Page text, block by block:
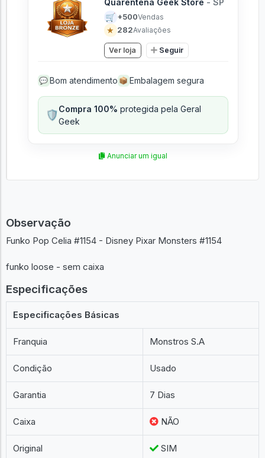
🛒 +500Vendas
★ 282Avaliações
Ver loja Seguir
💬 Bom atendimento 📦 Embalagem segura
🛡️Compra 100% protegida pela Geral
Geek
Anunciar um igual
Observação
Funko Pop Celia #1154 - Disney Pixar Monsters #1154
funko loose - sem caixa
Especificações
Especificações Básicas
Franquia Monstros S.A
Condição Usado
Garantia 7 Dias
Caixa NÃO
Original SIM